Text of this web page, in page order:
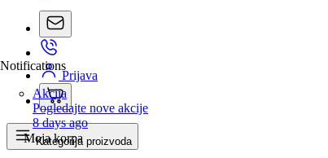
Notifications
Akcija
Pogledajte nove akcije
8 days ago
Prijava
Moja korpa
Kategorija proizvoda